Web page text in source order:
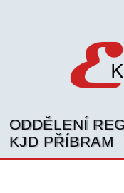
ODDĚLENÍ
KJD PŘÍBRAM